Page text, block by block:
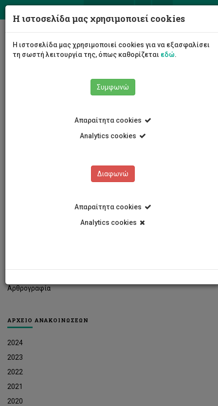
Αρθρογραφία
ΑΡΧΕΙΟ ΑΝΑΚΟΙΝΩΣΕΩΝ
2024
2023
2022
2021
2020
Η ιστοσελίδα μας χρησιμοποιεί cookies
Η ιστοσελίδα μας χρησιμοποιεί cookies για να εξασφαλίσει
τη σωστή λειτουργία της, όπως καθορίζεται εδώ.
Συμφωνώ
Απαραίτητα cookies
Analytics cookies
Διαφωνώ
Απαραίτητα cookies
Analytics cookies